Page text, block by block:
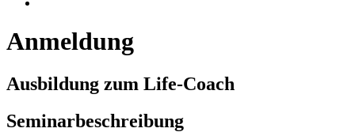
Anmeldung
Ausbildung zum Life-Coach
Seminarbeschreibung